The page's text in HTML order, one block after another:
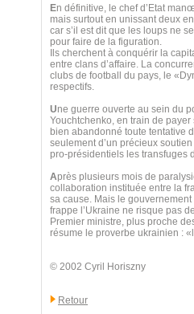
En définitive, le chef d’Etat
mais surtout en unissant deux
car s’il est dit que les loups ne
pour faire de la figuration.
Ils cherchent à conquérir la
entre clans d’affaire. La
clubs de football du pays, le
respectifs.
Une guerre ouverte au sein du
Youchtchenko, en train de
bien abandonné toute tentative
seulement d’un précieux
pro-présidentiels les transfuges
Après plusieurs mois de
collaboration instituée entre la
sa cause. Mais le
frappe l’Ukraine ne risque pas
Premier ministre, plus proche
résume le proverbe ukrainien :
© 2002 Cyril Horiszny
Retour